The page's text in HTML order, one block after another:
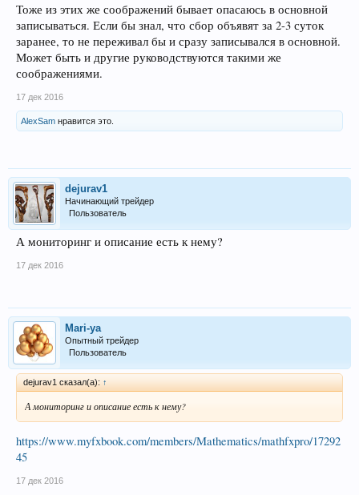
Тоже из этих же соображений бывает опасаюсь в основной
записываться. Если бы знал, что сбор объявят за 2-3 суток
заранее, то не переживал бы и сразу записывался в основной.
Может быть и другие руководствуются такими же
соображениями.
17 дек 2016
AlexSam нравится это.
dejurav1
Начинающий трейдер
Пользователь
А мониторинг и описание есть к нему?
17 дек 2016
Mari-ya
Опытный трейдер
Пользователь
dejurav1 сказал(а): ↑
А мониторинг и описание есть к нему?
https://www.myfxbook.com/members/Mathematics/mathfxpro/17292
45
17 дек 2016